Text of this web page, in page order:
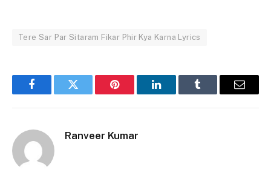
Tere Sar Par Sitaram Fikar Phir Kya Karna Lyrics
FacebookTwitter Pinterest LinkedInTumblr Email
Ranveer Kumar